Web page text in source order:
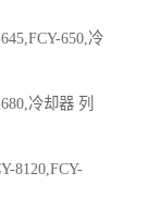
650,冷
冷却器 列
8120,FCY-